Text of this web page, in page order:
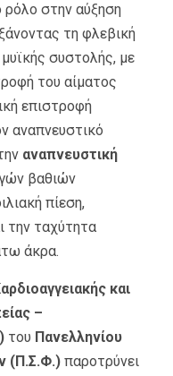
ρόλο στην αύξηση
τη φλεβική
συστολής, με
του αίματος
επιστροφή
αναπνευστικό
αναπνευστική
βαθιών
πίεση,
την ταχύτητα
άκρα.
και
–
του Πανελληνίου
(Π.Σ.Φ.) παροτρύνει